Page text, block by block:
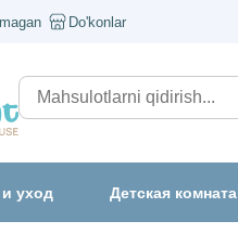
Do'konlar
и уход Детская комната